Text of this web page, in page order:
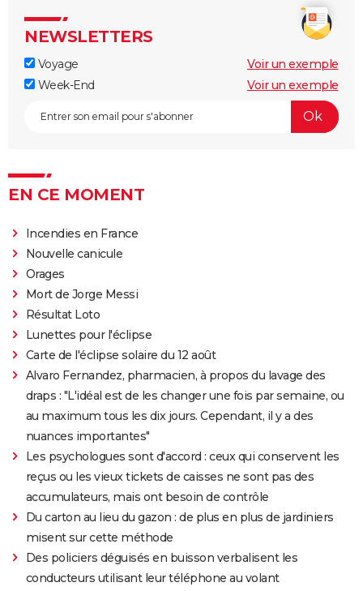
NEWSLETTERS
Voyage
Voir un exemple
Week-End
Voir un exemple
EN CE MOMENT
Incendies en France
Nouvelle canicule
Orages
Mort de Jorge Messi
Résultat Loto
Lunettes pour l'éclipse
Carte de l'éclipse solaire du 12 août
Alvaro Fernandez, pharmacien, à propos du lavage des
draps : "L'idéal est de les changer une fois par semaine, ou
au maximum tous les dix jours. Cependant, il y a des
nuances importantes"
Les psychologues sont d'accord : ceux qui conservent les
reçus ou les vieux tickets de caisses ne sont pas des
accumulateurs, mais ont besoin de contrôle
Du carton au lieu du gazon : de plus en plus de jardiniers
misent sur cette méthode
Des policiers déguisés en buisson verbalisent les
conducteurs utilisant leur téléphone au volant